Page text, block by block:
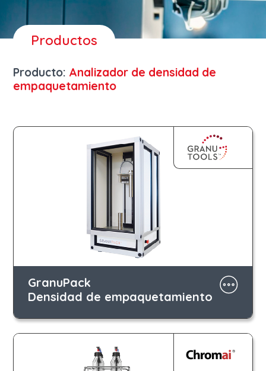
Productos
Producto: Analizador de densidad de
empaquetamiento
GranuPack
Densidad de empaquetamiento